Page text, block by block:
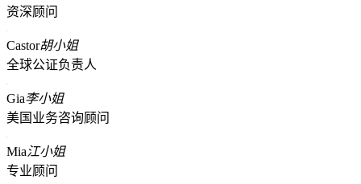
资深顾问
Castor胡小姐
全球公证负责人
Gia李小姐
美国业务咨询顾问
Mia江小姐
专业顾问